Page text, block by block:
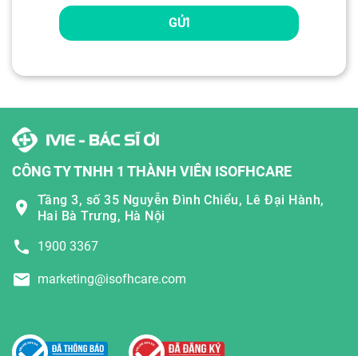
GỬI
CÔNG TY TNHH 1 THÀNH VIÊN ISOFHCARE
Tầng 3, số 35 Nguyễn Đình Chiểu, Lê Đại Hành,
Hai Bà Trưng, Hà Nội
1900 3367
marketing@isofhcare.com